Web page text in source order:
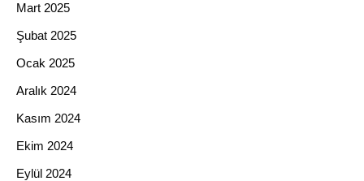
Mart 2025
Şubat 2025
Ocak 2025
Aralık 2024
Kasım 2024
Ekim 2024
Eylül 2024